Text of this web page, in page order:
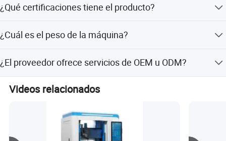
¿Qué certificaciones tiene el producto?
¿Cuál es el peso de la máquina?
¿El proveedor ofrece servicios de OEM u ODM?
ODM.
Videos relacionados